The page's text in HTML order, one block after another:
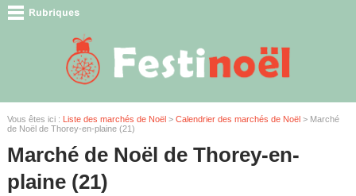
Vous êtes ici : Liste des marchés de Noël> Calendrier des marchés de Noël> Marché
de Noël de Thorey-en-plaine (21)
Marché de Noël de Thorey-en-
plaine (21)